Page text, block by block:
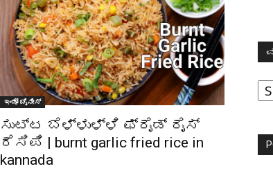
ಇಂಡೋ ಚೈನೀಸ್
ಸುಟ್ಟ ಬೆಳ್ಳುಳ್ಳಿ ಫ್ರೈಡ್ ರೈಸ್
ರೆಸಿಪಿ | burnt garlic fried rice in
kannada